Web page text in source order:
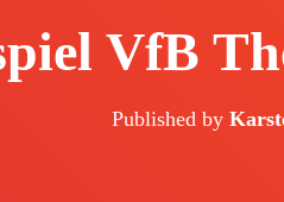
VfB
Published by